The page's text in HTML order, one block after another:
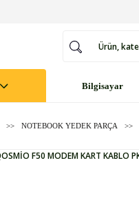
Bilgisayar
NOTEBOOK YEDEK PARÇA